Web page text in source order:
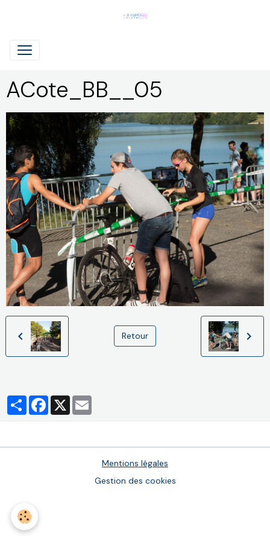
ACote_BB__05
Retour
PartagerFacebook
X
Mentions légales
Gestion des cookies